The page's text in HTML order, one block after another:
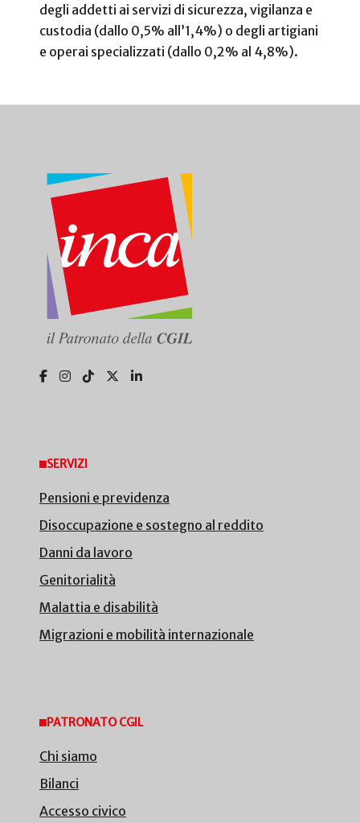
degli addetti ai servizi di sicurezza, vigilanza e
custodia (dallo 0,5% all’1,4%) o degli artigiani
e operai specializzati (dallo 0,2% al 4,8%).
SERVIZI
Pensioni e previdenza
Disoccupazione e sostegno al reddito
Danni da lavoro
Genitorialità
Malattia e disabilità
Migrazioni e mobilità internazionale
PATRONATO CGIL
Chi siamo
Bilanci
Accesso civico